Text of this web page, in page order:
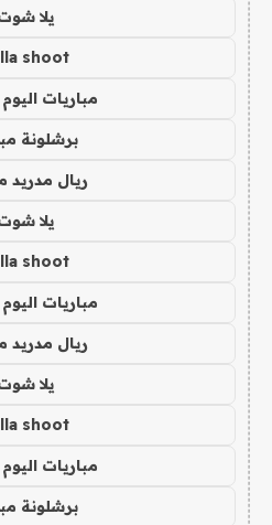
يلا
shoot
مباريات
برشلونة
ريال مدريد
يلا
shoot
مباريات
ريال مدريد
يلا
shoot
مباريات
برشلونة